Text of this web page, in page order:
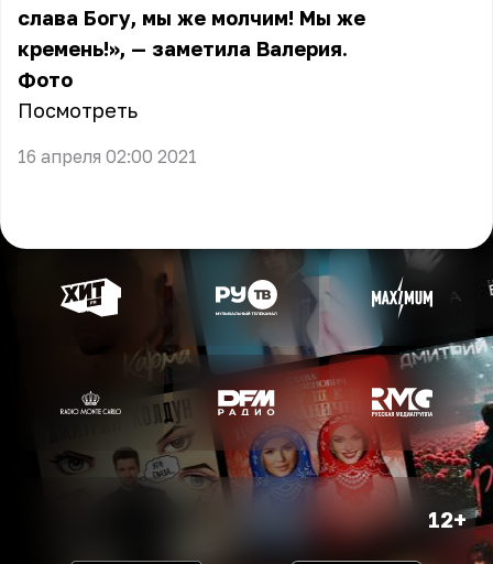
слава Богу, мы же молчим! Мы же
кремень!», — заметила Валерия.
Фото
Посмотреть
16 апреля 02:00 2021
12+